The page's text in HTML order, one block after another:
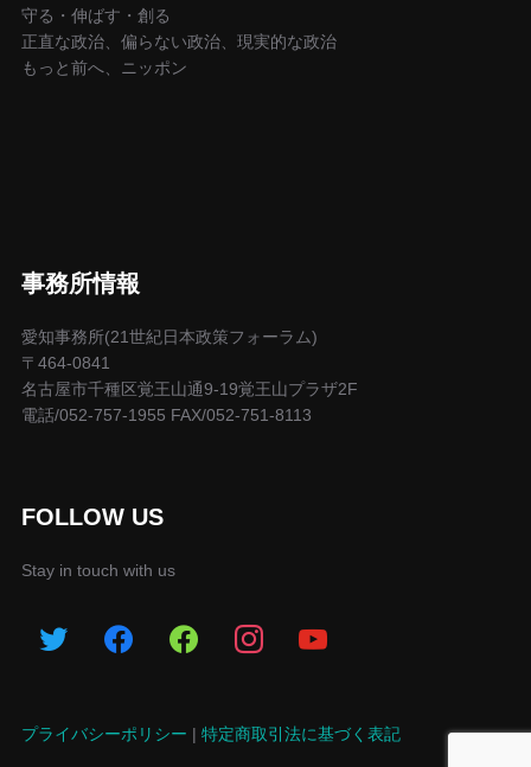
守る・伸ばす・創る
正直な政治、偏らない政治、現実的な政治
もっと前へ、ニッポン
事務所情報
愛知事務所(21世紀日本政策フォーラム)
〒464-0841
名古屋市千種区覚王山通9-19覚王山プラザ2F
電話/052-757-1955 FAX/052-751-8113
FOLLOW US
Stay in touch with us
プライバシーポリシー | 特定商取引法に基づく表記